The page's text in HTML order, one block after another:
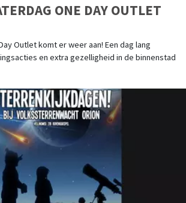
ONE DAY OUTLET
Outlet komt er weer aan! Een dag lang
en extra gezelligheid in de binnenstad